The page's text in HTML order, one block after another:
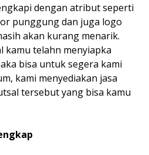
dengan atribut seperti
punggung dan juga logo
akan kurang menarik.
kamu telahn menyiapka
bisa untuk segera kami
kami menyediakan jasa
tersebut yang bisa kamu